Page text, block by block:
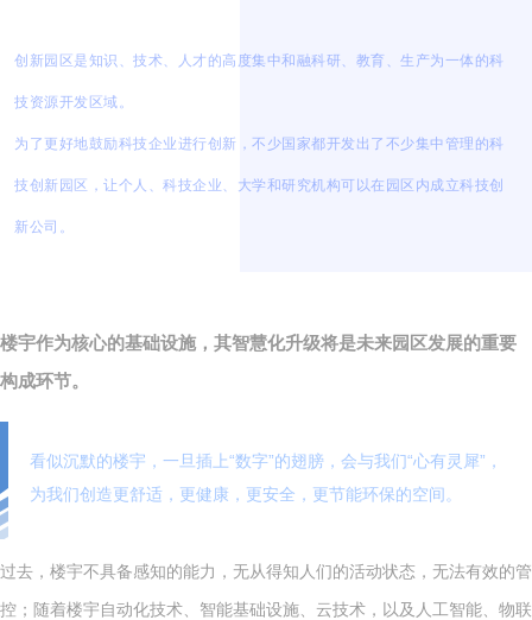
创新园区是知识、技术、人才的高度集中和融科研、教育、生产为一体的科
技资源开发区域。
为了更好地鼓励科技企业进行创新，不少国家都开发出了不少集中管理的科
技创新园区，让个人、科技企业、大学和研究机构可以在园区内成立科技创
新公司。
楼宇作为核心的基础设施，其智慧化升级将是未来园区发展的重要
构成环节。
看似沉默的楼宇，一旦插上“数字”的翅膀，会与我们“心有灵犀”，
为我们创造更舒适，更健康，更安全，更节能环保的空间。
过去，楼宇不具备感知的能力，无从得知人们的活动状态，无法有效的管
控；随着楼宇自动化技术、智能基础设施、云技术，以及人工智能、物联